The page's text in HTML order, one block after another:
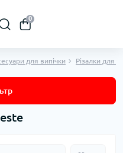
0
для випічки Різалки для